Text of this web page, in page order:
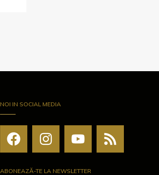
NOI IN SOCIAL MEDIA
ABONEAZĂ-TE LA NEWSLETTER